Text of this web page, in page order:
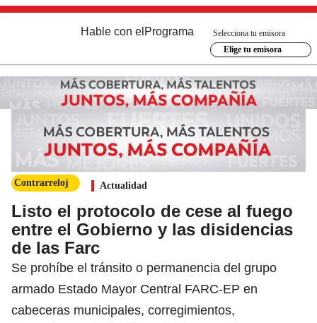
Hable con el Programa
Selecciona tu emisora
Elige tu emisora
Contrarreloj Actualidad
Listo el protocolo de cese al fuego
entre el Gobierno y las disidencias
de las Farc
Se prohíbe el tránsito o permanencia del grupo
armado Estado Mayor Central FARC-EP en
cabeceras municipales, corregimientos,